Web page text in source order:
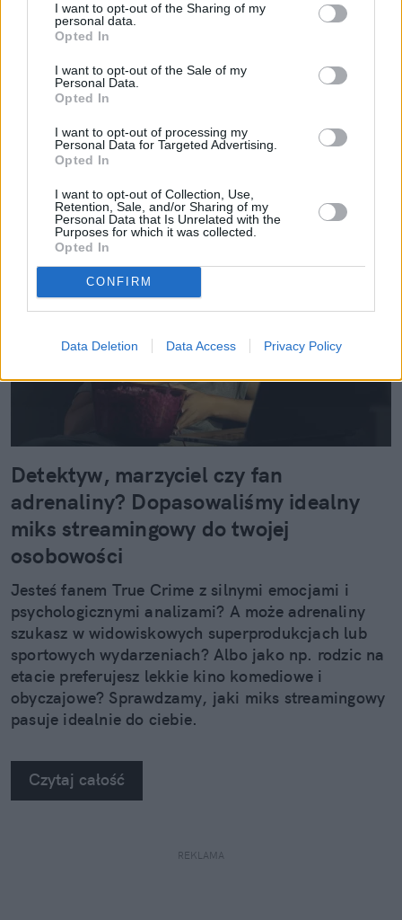
I want to opt-out of the Sharing of my
personal data.
Opted In
I want to opt-out of the Sale of my
Personal Data.
Opted In
I want to opt-out of processing my
Personal Data for Targeted Advertising.
Opted In
I want to opt-out of Collection, Use,
Retention, Sale, and/or Sharing of my
Personal Data that Is Unrelated with the
Purposes for which it was collected.
Opted In
CONFIRM
Data Deletion Data Access Privacy Policy
Detektyw, marzyciel czy fan
adrenaliny? Dopasowaliśmy idealny
miks streamingowy do twojej
osobowości
Jesteś fanem True Crime z silnymi emocjami i
psychologicznymi analizami? A może adrenaliny
szukasz w widowiskowych superprodukcjach lub
sportowych wydarzeniach? Albo jako np. rodzic na
etacie preferujesz lekkie kino komediowe i
obyczajowe? Sprawdzamy, jaki miks streamingowy
pasuje idealnie do ciebie.
Czytaj całość
REKLAMA